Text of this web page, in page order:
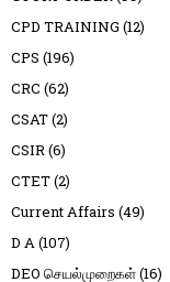
CPD TRAINING (12)
CPS (196)
CRC (62)
CSAT(2)
CSIR(6)
CTET(2)
Current Affairs (49)
D A(107)
DEO செயல்முறைகள்(16)